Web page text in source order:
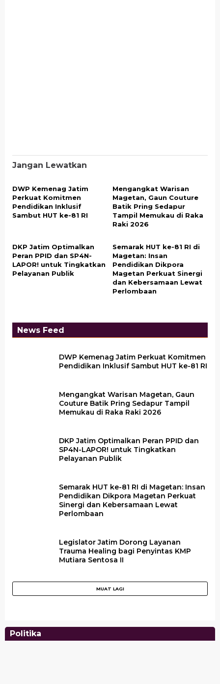
Jangan Lewatkan
DWP Kemenag Jatim
Perkuat Komitmen
Pendidikan Inklusif
Sambut HUT ke-81 RI
Mengangkat Warisan
Magetan, Gaun Couture
Batik Pring Sedapur
Tampil Memukau di Raka
Raki 2026
DKP Jatim Optimalkan
Peran PPID dan SP4N-
LAPOR! untuk Tingkatkan
Pelayanan Publik
Semarak HUT ke-81 RI di
Magetan: Insan
Pendidikan Dikpora
Magetan Perkuat Sinergi
dan Kebersamaan Lewat
Perlombaan
News Feed
DWP Kemenag Jatim Perkuat Komitmen
Pendidikan Inklusif Sambut HUT ke-81 RI
Mengangkat Warisan Magetan, Gaun
Couture Batik Pring Sedapur Tampil
Memukau di Raka Raki 2026
DKP Jatim Optimalkan Peran PPID dan
SP4N-LAPOR! untuk Tingkatkan
Pelayanan Publik
Semarak HUT ke-81 RI di Magetan: Insan
Pendidikan Dikpora Magetan Perkuat
Sinergi dan Kebersamaan Lewat
Perlombaan
Legislator Jatim Dorong Layanan
Trauma Healing bagi Penyintas KMP
Mutiara Sentosa II
Politika